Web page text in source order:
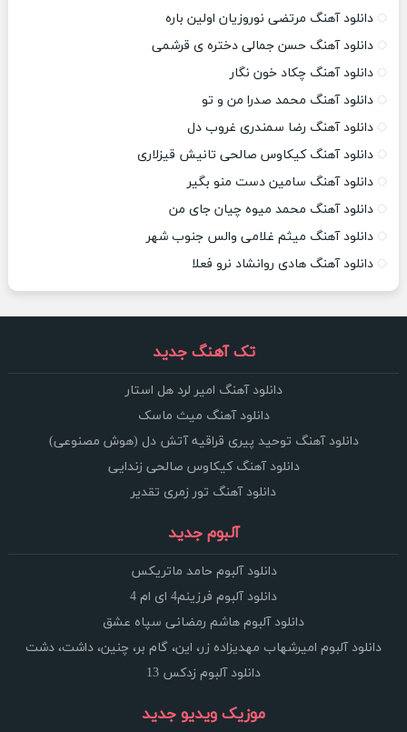
دانلود آهنگ مرتضی نوروزیان اولین باره
دانلود آهنگ حسن جمالی دختره ی قرشمی
دانلود آهنگ چکاد خون نگار
دانلود آهنگ محمد صدرا من و تو
دانلود آهنگ رضا سمندری غروب دل
دانلود آهنگ کیکاوس صالحی تانیش قیزلاری
دانلود آهنگ سامین دست منو بگیر
دانلود آهنگ محمد میوه چیان جای من
دانلود آهنگ میثم غلامی والس جنوب شهر
دانلود آهنگ هادی روانشاد نرو فعلا
تک آهنگ جدید
دانلود آهنگ امیر لرد هل استار
دانلود آهنگ میث ماسک
دانلود آهنگ توحید پیری قراقیه آتش دل (هوش مصنوعی)
دانلود آهنگ کیکاوس صالحی زندایی
دانلود آهنگ تور زمری تقدیر
آلبوم جدید
دانلود آلبوم حامد ماتریکس
دانلود آلبوم فرزینم4 ای ام 4
دانلود آلبوم هاشم رمضانی سپاه عشق
دانلود آلبوم امیرشهاب مهدیزاده زر، این، گام بر، چنین، داشت، دشت
دانلود آلبوم زدکس 13
موزیک ویدیو جدید